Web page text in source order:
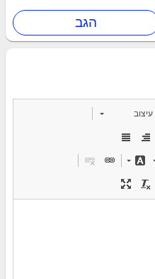
עיצוב